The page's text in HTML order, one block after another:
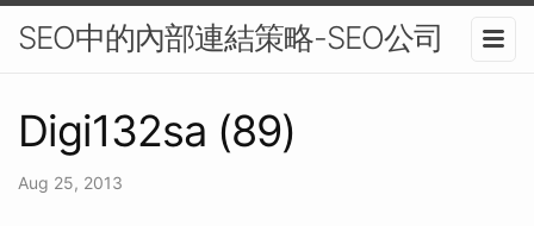
SEO中的內部連結策略-SEO公司
Digi132sa (89)
Aug 25, 2013